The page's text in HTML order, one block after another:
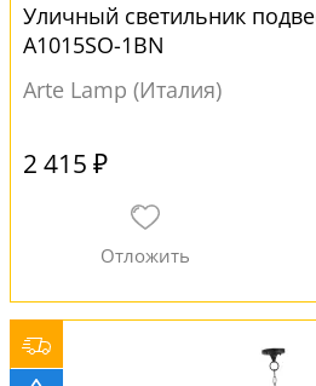
Уличный светильник
A1015SO-1BN
Arte Lamp (Италия)
2 415 ₽